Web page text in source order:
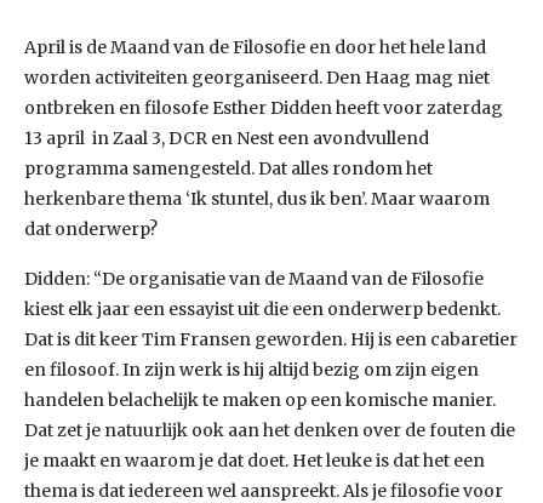
April is de Maand van de Filosofie en door het hele land
worden activiteiten georganiseerd. Den Haag mag niet
ontbreken en filosofe Esther Didden heeft voor zaterdag
13 april in Zaal 3, DCR en Nest een avondvullend
programma samengesteld. Dat alles rondom het
herkenbare thema ‘Ik stuntel, dus ik ben’. Maar waarom
dat onderwerp?
Didden: “De organisatie van de Maand van de Filosofie
kiest elk jaar een essayist uit die een onderwerp bedenkt.
Dat is dit keer Tim Fransen geworden. Hij is een cabaretier
en filosoof. In zijn werk is hij altijd bezig om zijn eigen
handelen belachelijk te maken op een komische manier.
Dat zet je natuurlijk ook aan het denken over de fouten die
je maakt en waarom je dat doet. Het leuke is dat het een
thema is dat iedereen wel aanspreekt. Als je filosofie voor